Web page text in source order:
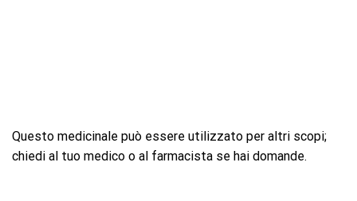
Questo medicinale può essere utilizzato per altri scopi;
chiedi al tuo medico o al farmacista se hai domande.